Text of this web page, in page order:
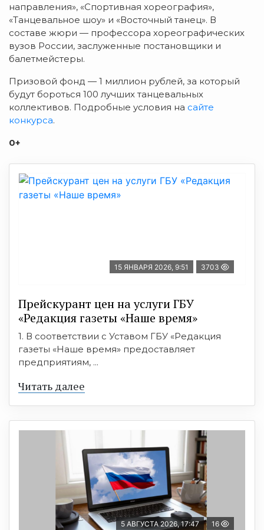
направления», «Спортивная хореография»,
«Танцевальное шоу» и «Восточный танец». В
составе жюри — профессора хореографических
вузов России, заслуженные постановщики и
балетмейстеры.
Призовой фонд — 1 миллион рублей, за который
будут бороться 100 лучших танцевальных
коллективов. Подробные условия на сайте
конкурса.
0+
15 ЯНВАРЯ 2026, 9:51 3703
Прейскурант цен на услуги ГБУ
«Редакция газеты «Наше время»
1. В соответствии с Уставом ГБУ «Редакция
газеты «Наше время» предоставляет
предприятиям, ...
Читать далее
5 АВГУСТА 2026, 17:47 16